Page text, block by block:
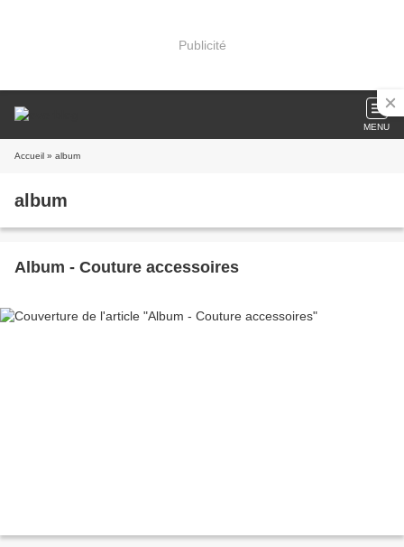
Publicité
MENU
Accueil » album
album
Album - Couture accessoires